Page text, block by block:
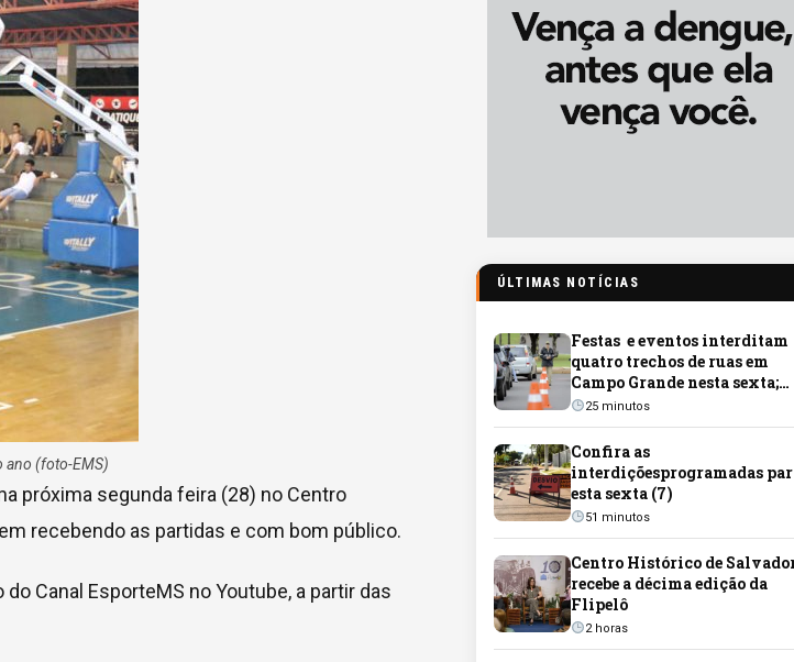
ano (foto-EMS)
próxima segunda feira (28) no Centro
recebendo as partidas e com bom público.
Canal EsporteMS no Youtube, a partir das
ÚLTIMAS NOTÍCIAS
Festas e eventos interditam
quatro trechos de ruas em
Campo Grande nesta sexta;
veja os locais
25 minutos
Confira as
interdiçõesprogramadas
esta sexta (7)
51 minutos
Centro Histórico de
recebe a décima edição da
Flipelô
2 horas